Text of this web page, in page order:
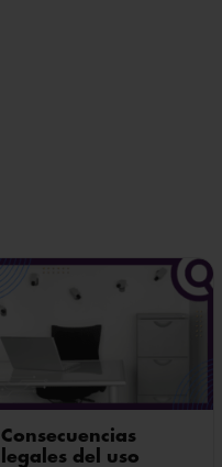
Consecuencias
legales del uso